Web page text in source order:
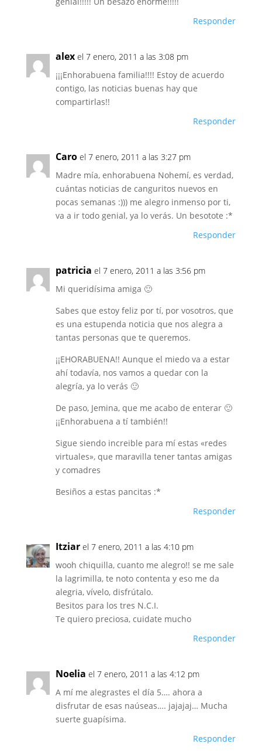
Responder
alex el 7 enero, 2011 a las 3:08 pm
¡¡¡Enhorabuena familia!!!! Estoy de acuerdo
contigo, las noticias buenas hay que
compartirlas!!
Responder
Caro el 7 enero, 2011 a las 3:27 pm
Madre mía, enhorabuena Nohemí, es verdad,
cuántas noticias de canguritos nuevos en
pocas semanas :))) me alegro inmenso por ti,
va a ir todo genial, ya lo verás. Un besotote :*
Responder
patricia el 7 enero, 2011 a las 3:56 pm
Mi queridísima amiga 🙂
Sabes que estoy feliz por tí, por vosotros, que
es una estupenda noticia que nos alegra a
tantas personas que te queremos.
¡¡EHORABUENA!! Aunque el miedo va a estar
ahí todavía, nos vamos a quedar con la
alegría, ya lo verás 🙂
De paso, Jemina, que me acabo de enterar 🙂
¡¡Enhorabuena a tí también!!
Sigue siendo increible para mí estas «redes
virtuales», que maravilla tener tantas amigas
y comadres
Besiños a estas pancitas :*
Responder
Itziar el 7 enero, 2011 a las 4:10 pm
wooh chiquilla, cuanto me alegro!! se me sale
la lagrimilla, te noto contenta y eso me da
alegria, vívelo, disfrútalo.
Besitos para los tres N.C.I.
Te quiero preciosa, cuidate mucho
Responder
Noelia el 7 enero, 2011 a las 4:12 pm
A mí me alegrastes el día 5…. ahora a
disfrutar de esas naúseas…. jajajaj… Mucha
suerte guapísima.
Responder